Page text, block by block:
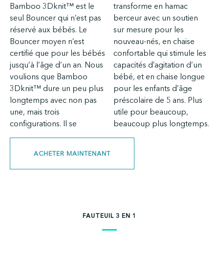
Bamboo 3Dknit™ est le
seul Bouncer qui n’est pas
réservé aux bébés. Le
Bouncer moyen n’est
certifié que pour les bébés
jusqu’à l’âge d’un an. Nous
voulions que Bamboo
3Dknit™ dure un peu plus
longtemps avec non pas
une, mais trois
configurations. Il se
transforme en hamac
berceur avec un soutien
sur mesure pour les
nouveau-nés, en chaise
confortable qui stimule les
capacités d’agitation d’un
bébé, et en chaise longue
pour les enfants d’âge
préscolaire de 5 ans. Plus
utile pour beaucoup,
beaucoup plus longtemps.
ACHETER MAINTENANT
FAUTEUIL 3 EN 1